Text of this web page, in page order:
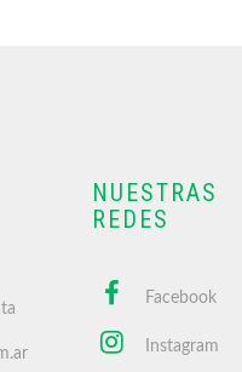
NUESTRAS
REDES
Facebook
Instagram